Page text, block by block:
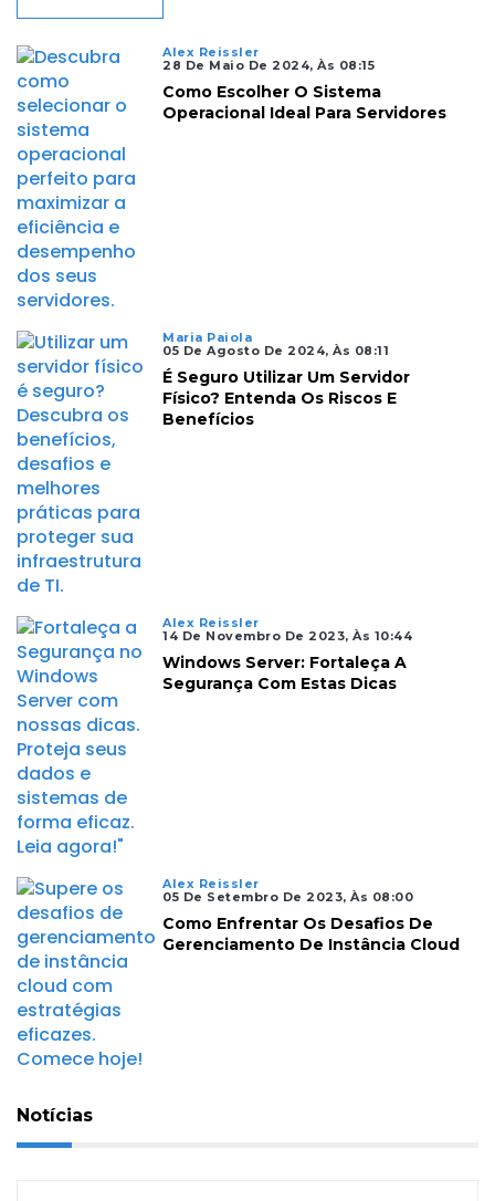
Alex Reissler
28 De Maio De 2024, Às 08:15
Como Escolher O Sistema
Operacional Ideal Para Servidores
Maria Paiola
05 De Agosto De 2024, Às 08:11
É Seguro Utilizar Um Servidor
Físico? Entenda Os Riscos E
Benefícios
Alex Reissler
14 De Novembro De 2023, Às 10:44
Windows Server: Fortaleça A
Segurança Com Estas Dicas
Alex Reissler
05 De Setembro De 2023, Às 08:00
Como Enfrentar Os Desafios De
Gerenciamento De Instância Cloud
Notícias